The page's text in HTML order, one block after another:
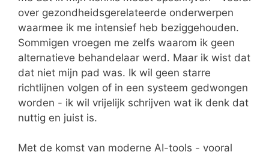
over gezondheidsgerelateerde onderwerpen
waarmee ik me intensief heb beziggehouden.
Sommigen vroegen me zelfs waarom ik geen
alternatieve behandelaar werd. Maar ik wist dat
dat niet mijn pad was. Ik wil geen starre
richtlijnen volgen of in een systeem gedwongen
worden - ik wil vrijelijk schrijven wat ik denk dat
nuttig en juist is.
Met de komst van moderne AI-tools - vooral